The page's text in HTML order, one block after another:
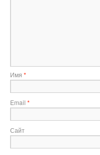
Имя *
Email *
Сайт